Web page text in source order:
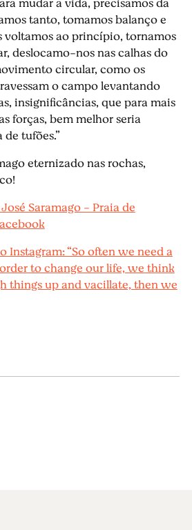
mudar a vida, precisamos da
tanto, tomamos balanço e
voltamos ao princípio, tornamos
deslocamo-nos nas calhas do
circular, como os
o campo levantando
insignificâncias, que para mais
forças, bem melhor seria
tufões.”
eternizado nas rochas,
Saramago - Praia de
Instagram: “So often we need a
to change our life, we think
things up and vacillate, then we